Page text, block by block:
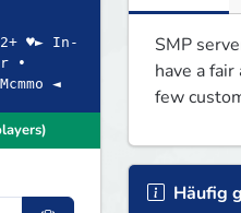
♥► In-
•
◄
SMP
have a
few
Häufig